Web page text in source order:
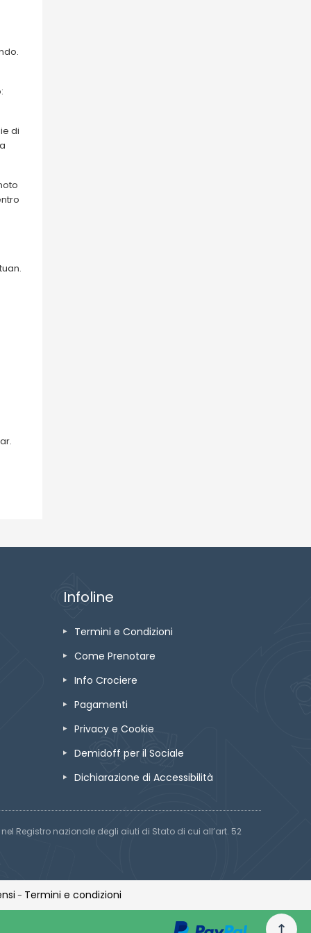
di
Infoline
Termini e Condizioni
Come Prenotare
Info Crociere
Pagamenti
Privacy e Cookie
Demidoff per il Sociale
Dichiarazione di Accessibilità
Registro nazionale degli aiuti di Stato di cui all’art. 52
- Termini e condizioni